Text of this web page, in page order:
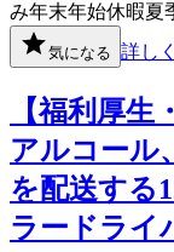
み年末年始休暇夏
気になる 詳し
【福利厚
アルコール
を配送する
ラードライ